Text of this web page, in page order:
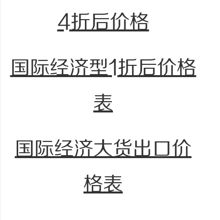
4折后价格
国际经济型1折后价格
表
国际经济大货出口价
格表